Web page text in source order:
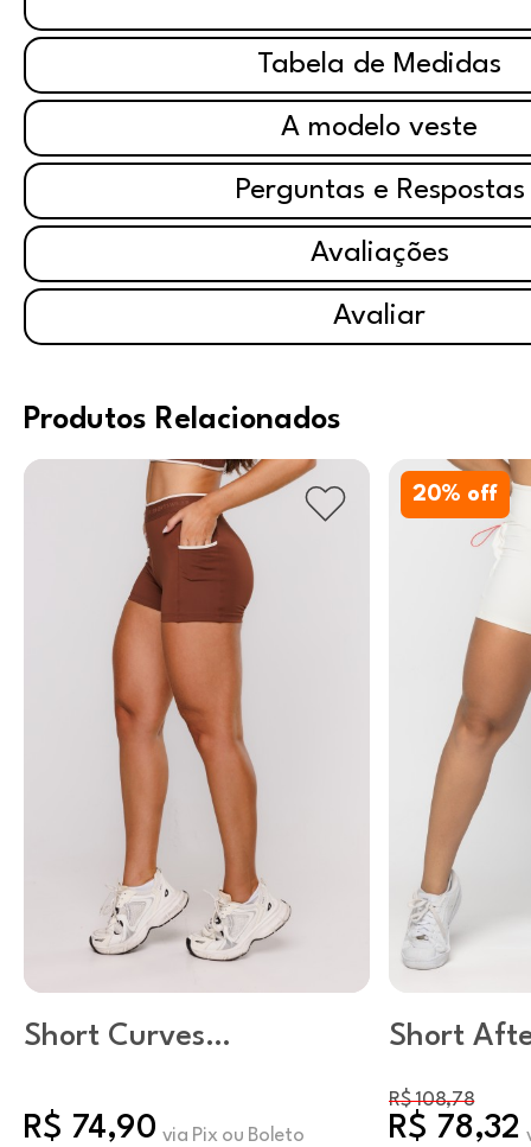
Tabela de Medidas
A modelo veste
Perguntas e Respostas
Avaliações
Avaliar
Produtos Relacionados
Short Curves
R$ 74,90 via Pix ou Boleto
20% off
Short
R$ 108,78
R$ 78,32